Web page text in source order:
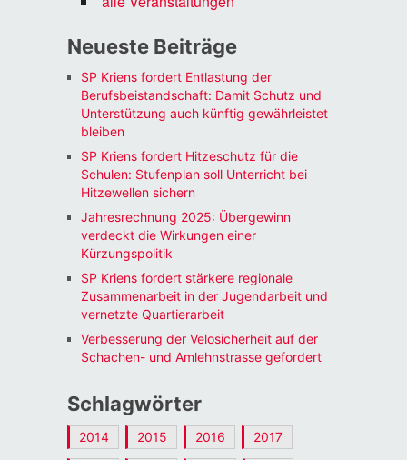
Neueste Beiträge
SP Kriens fordert Entlastung der
Berufsbeistandschaft: Damit Schutz und
Unterstützung auch künftig gewährleistet
bleiben
SP Kriens fordert Hitzeschutz für die
Schulen: Stufenplan soll Unterricht bei
Hitzewellen sichern
Jahresrechnung 2025: Übergewinn
verdeckt die Wirkungen einer
Kürzungspolitik
SP Kriens fordert stärkere regionale
Zusammenarbeit in der Jugendarbeit und
vernetzte Quartierarbeit
Verbesserung der Velosicherheit auf der
Schachen- und Amlehnstrasse gefordert
Schlagwörter
2014 2015 2016 2017